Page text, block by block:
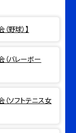
野球）】
バレーボー
ソフトテニス女